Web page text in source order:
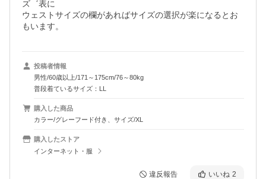
ズ゛表に
ウェストサイズの欄があればサイズの選択が楽になるとお
もいます。
投稿者情報
男性/60歳以上/171～175cm/76～80kg
普段着ているサイズ：LL
購入した商品
カラー/グレーフード付き、サイズ/XL
購入したストア
インターネット・服
違反報告 いいね 2